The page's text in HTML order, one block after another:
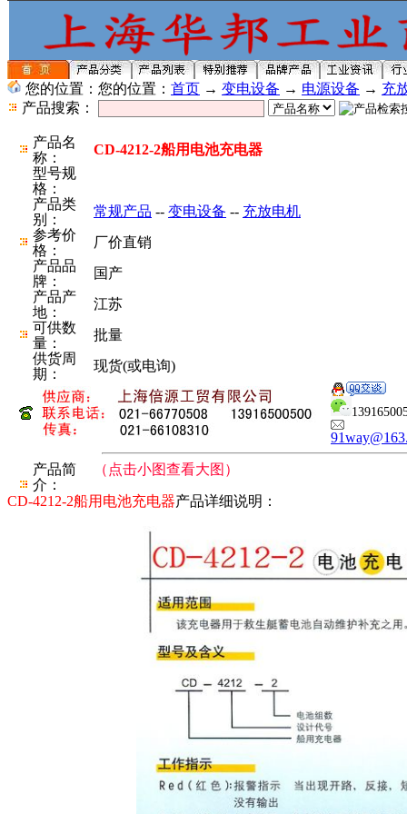
您的位置：您的位置： 首页 → 变电设备 → 电源设备 → 充
产品搜索：
产品名
称：
CD-4212-2船用电池充电器
型号规
格：
产品类
别：
常规产品 -- 变电设备 -- 充放电机
参考价
格：
厂价直销
产品品
牌：
国产
产品产
地：
江苏
可供数
量：
批量
供货周
期：
现货(或电询)
产品简
介：
（点击小图查看大图）
CD-4212-2船用电池充电器产品详细说明：